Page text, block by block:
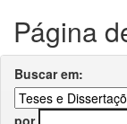
Página
Buscar em:
por